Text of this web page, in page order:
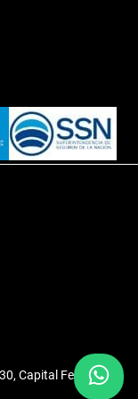
a la
profesionales
de estilo.
Capital Federal,